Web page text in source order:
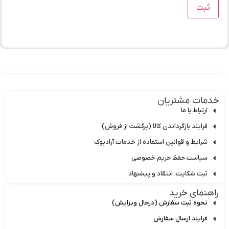
خدمات مشتریان
ارتباط با ما
فرایند بازگرداندن کالا (برگشت از فروش)
شرایط و قوانین استفاده از خدمات آرادبوک
سیاست حفظ حریم خصوصی
ثبت شکایت، انتقاد و پیشنهاد
راهنمای خرید
نحوه ثبت سفارش (درحال ویرایش)
فرایند ارسال سفارش